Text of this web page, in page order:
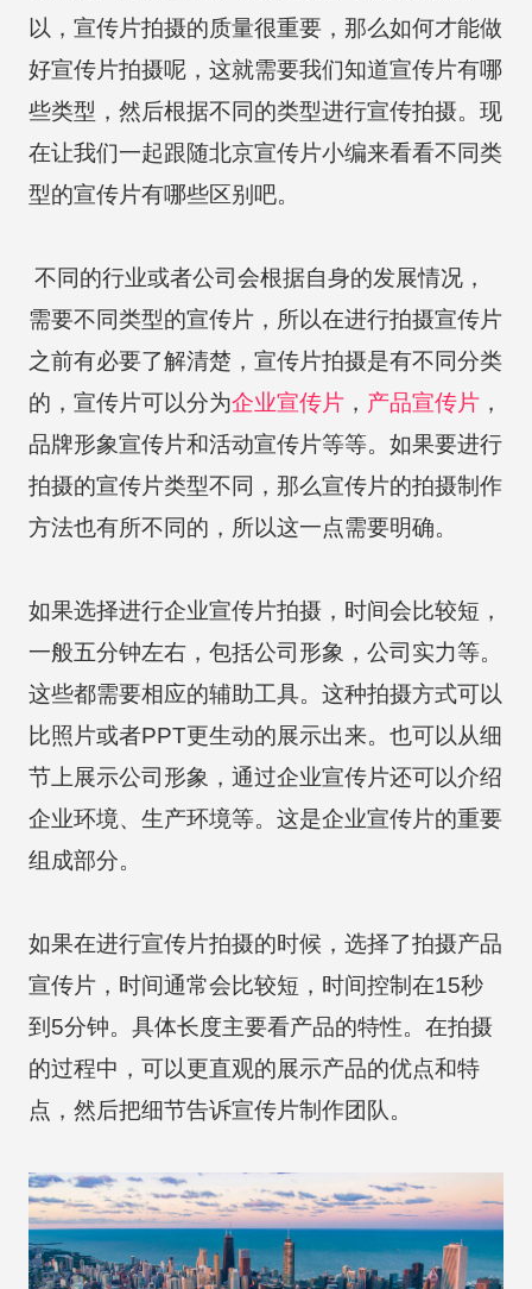
以，宣传片拍摄的质量很重要，那么如何才能做
好宣传片拍摄呢，这就需要我们知道宣传片有哪
些类型，然后根据不同的类型进行宣传拍摄。现
在让我们一起跟随北京宣传片小编来看看不同类
型的宣传片有哪些区别吧。
不同的行业或者公司会根据自身的发展情况，
需要不同类型的宣传片，所以在进行拍摄宣传片
之前有必要了解清楚，宣传片拍摄是有不同分类
的，宣传片可以分为企业宣传片， 产品宣传片，
品牌形象宣传片和活动宣传片等等。如果要进行
拍摄的宣传片类型不同，那么宣传片的拍摄制作
方法也有所不同的，所以这一点需要明确。
如果选择进行企业宣传片拍摄，时间会比较短，
一般五分钟左右，包括公司形象，公司实力等。
这些都需要相应的辅助工具。这种拍摄方式可以
比照片或者PPT更生动的展示出来。也可以从细
节上展示公司形象，通过企业宣传片还可以介绍
企业环境、生产环境等。这是企业宣传片的重要
组成部分。
如果在进行宣传片拍摄的时候，选择了拍摄产品
宣传片，时间通常会比较短，时间控制在15秒
到5分钟。具体长度主要看产品的特性。在拍摄
的过程中，可以更直观的展示产品的优点和特
点，然后把细节告诉宣传片制作团队。